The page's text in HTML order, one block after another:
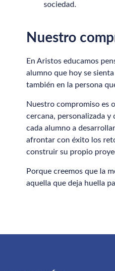
sociedad.
Nuestro
En Aristos educamos
alumno que hoy se
también en la persona
Nuestro compromiso es
cercana, personalizada y
cada alumno a
afrontar con éxito los
construir su propio
Porque creemos que la
aquella que deja huella